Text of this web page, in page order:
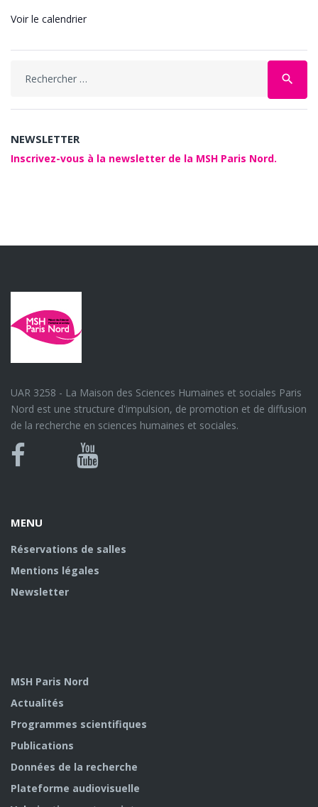
Voir le calendrier
search
NEWSLETTER
Inscrivez-vous à la newsletter de la MSH Paris Nord.
UAR 3258 - La Maison des Sciences Humaines et sociales Paris
Nord est une structure d'impulsion, de promotion et de diffusion
de la recherche en sciences humaines et sociales.
Bluesky
Canal
MENU
Réservations de salles
Mentions légales
Newsletter
MSH Paris Nord
Actualités
Programmes scientifiques
Publications
Données de la recherche
Plateforme audiovisuelle